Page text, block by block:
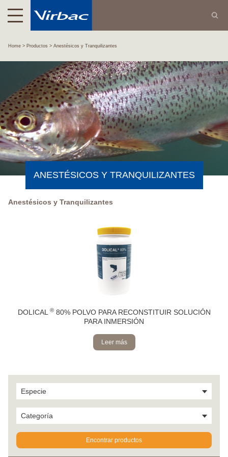
Home Productos Anestésicos y Tranquilizantes
ANESTÉSICOS Y TRANQUILIZANTES
Anestésicos y Tranquilizantes
DOLICAL ®80% POLVO PARA RECONSTITUIR SOLUCIÓN
PARA INMERSIÓN
Leer más
Especie
Categoría
Encontrar productos